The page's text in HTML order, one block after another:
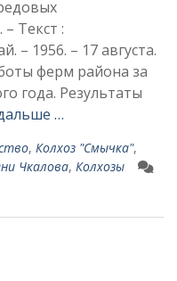
Текст :
– 1956. – 17 августа.
ферм района за
года. Результаты
…
, Колхоз "Смычка",
Чкалова, Колхозы